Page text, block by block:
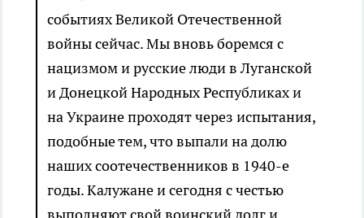
событиях Великой Отечественной
войны сейчас. Мы вновь боремся с
нацизмом и русские люди в Луганской
и Донецкой Народных Республиках и
на Украине проходят через испытания,
подобные тем, что выпали на долю
наших соотечественников в 1940-е
годы. Калужане и сегодня с честью